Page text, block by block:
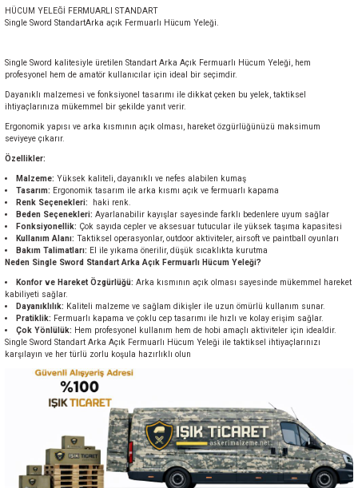
HÜCUM YELEĞİ FERMUARLI STANDART
Single Sword StandartArka açık Fermuarlı Hücum Yeleği.
Single Sword kalitesiyle üretilen Standart Arka Açık Fermuarlı Hücum Yeleği, hem
profesyonel hem de amatör kullanıcılar için ideal bir seçimdir.
Dayanıklı malzemesi ve fonksiyonel tasarımı ile dikkat çeken bu yelek, taktiksel
ihtiyaçlarınıza mükemmel bir şekilde yanıt verir.
Ergonomik yapısı ve arka kısmının açık olması, hareket özgürlüğünüzü maksimum
seviyeye çıkarır.
Özellikler:
Malzeme: Yüksek kaliteli, dayanıklı ve nefes alabilen kumaş
Tasarım: Ergonomik tasarım ile arka kısmı açık ve fermuarlı kapama
Renk Seçenekleri:
haki renk.
Beden Seçenekleri: Ayarlanabilir kayışlar sayesinde farklı bedenlere uyum sağlar
Fonksiyonellik: Çok sayıda cepler ve aksesuar tutucular ile yüksek taşıma kapasitesi
Kullanım Alanı: Taktiksel operasyonlar, outdoor aktiviteler, airsoft ve paintball oyunları
Bakım Talimatları: El ile yıkama önerilir, düşük sıcaklıkta kurutma
Neden Single Sword Standart Arka Açık Fermuarlı Hücum Yeleği?
Konfor ve Hareket Özgürlüğü: Arka kısmının açık olması sayesinde mükemmel hareket
kabiliyeti sağlar.
Dayanıklılık: Kaliteli malzeme ve sağlam dikişler ile uzun ömürlü kullanım sunar.
Pratiklik: Fermuarlı kapama ve çoklu cep tasarımı ile hızlı ve kolay erişim sağlar.
Çok Yönlülük: Hem profesyonel kullanım hem de hobi amaçlı aktiviteler için idealdir.
Single Sword Standart Arka Açık Fermuarlı Hücum Yeleği ile taktiksel ihtiyaçlarınızı
karşılayın ve her türlü zorlu koşula hazırlıklı olun